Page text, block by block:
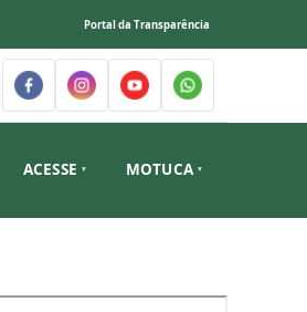
Portal da Transparência
ACESSE MOTUCA